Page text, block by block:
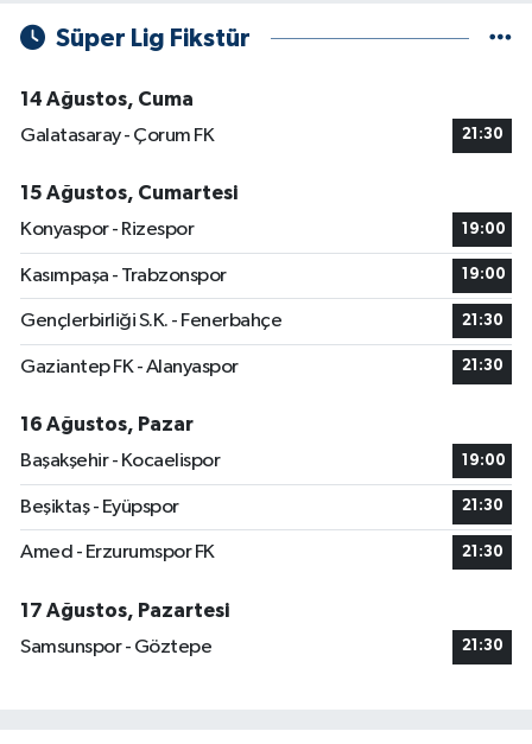
Süper Lig Fikstür
14 Ağustos, Cuma
Galatasaray - Çorum FK
21:30
15 Ağustos, Cumartesi
Konyaspor - Rizespor
19:00
Kasımpaşa - Trabzonspor 19:00
Gençlerbirliği S.K. - Fenerbahçe 21:30
Gaziantep FK - Alanyaspor 21:30
16 Ağustos, Pazar
Başakşehir - Kocaelispor
19:00
Beşiktaş - Eyüpspor 21:30
Amed - Erzurumspor FK 21:30
17 Ağustos, Pazartesi
Samsunspor - Göztepe
21:30